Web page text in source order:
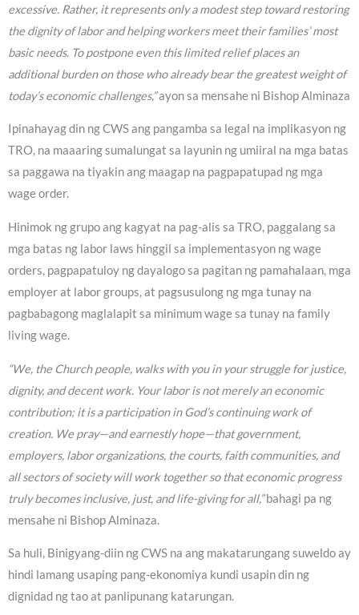
excessive. Rather, it represents only a modest step toward restoring
the dignity of labor and helping workers meet their families’ most
basic needs. To postpone even this limited relief places an
additional burden on those who already bear the greatest weight of
today’s economic challenges,”ayon sa mensahe ni Bishop Alminaza
Ipinahayag din ng CWS ang pangamba sa legal na implikasyon ng
TRO, na maaaring sumalungat sa layunin ng umiiral na mga batas
sa paggawa na tiyakin ang maagap na pagpapatupad ng mga
wage order.
Hinimok ng grupo ang kagyat na pag-alis sa TRO, paggalang sa
mga batas ng labor laws hinggil sa implementasyon ng wage
orders, pagpapatuloy ng dayalogo sa pagitan ng pamahalaan, mga
employer at labor groups, at pagsusulong ng mga tunay na
pagbabagong maglalapit sa minimum wage sa tunay na family
living wage.
“We, the Church people, walks with you in your struggle for justice,
dignity, and decent work. Your labor is not merely an economic
contribution; it is a participation in God’s continuing work of
creation. We pray—and earnestly hope—that government,
employers, labor organizations, the courts, faith communities, and
all sectors of society will work together so that economic progress
truly becomes inclusive, just, and life-giving for all,”bahagi pa ng
mensahe ni Bishop Alminaza.
Sa huli, Binigyang-diin ng CWS na ang makatarungang suweldo ay
hindi lamang usaping pang-ekonomiya kundi usapin din ng
dignidad ng tao at panlipunang katarungan.